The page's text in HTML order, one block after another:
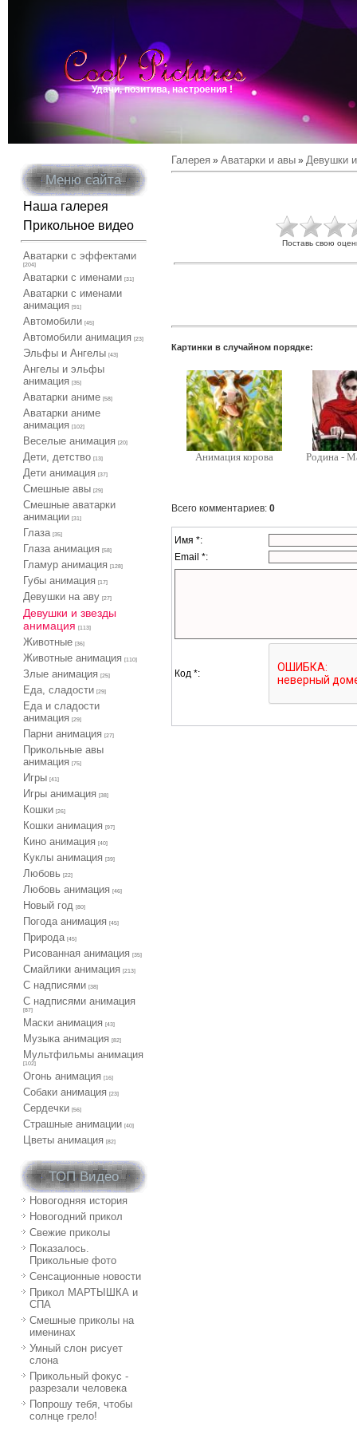
Удачи, позитива, настроения !
Меню сайта
Наша галерея
Прикольное видео
Аватарки с эффектами
[204]
Аватарки с именами [31]
Аватарки с именами
анимация
[91]
Автомобили [45]
Автомобили анимация [23]
Эльфы и Ангелы [43]
Ангелы и эльфы
анимация
[35]
Аватарки аниме [58]
Аватарки аниме
анимация
[102]
Веселые анимация [20]
Дети, детство [13]
Дети анимация [37]
Cмешные авы [29]
Cмешные аватарки
анимации
[31]
Глаза [35]
Глаза анимация [58]
Гламур анимация [128]
Губы анимация [17]
Девушки на аву [27]
Девушки и звезды
анимация
[113]
Животные [36]
Животные анимация [110]
Злые анимация [25]
Еда, сладости [29]
Еда и сладости
анимация
[29]
Парни анимация [27]
Прикольные авы
анимация
[75]
Игры [41]
Игры анимация [38]
Кошки [26]
Кошки анимация [97]
Кино анимация [40]
Куклы анимация [39]
Любовь [22]
Любовь анимация [46]
Новый год [80]
Погода анимация [45]
Природа [45]
Рисованная анимация [35]
Смайлики анимация [213]
С надписями [38]
С надписями анимация
[87]
Маски анимация [43]
Музыка анимация [82]
Мультфильмы анимация
[102]
Огонь анимация [16]
Собаки анимация [23]
Сердечки [56]
Страшные анимации [40]
Цветы анимация [82]
ТОП Видео
Новогодняя история
Новогодний прикол
Свежие приколы
Показалось.
Прикольные фото
Сенсационные новости
Прикол МАРТЫШКА и
СПА
Смешные приколы на
именинах
Умный слон рисует
слона
Прикольный фокус -
разрезали человека
Попрошу тебя, чтобы
солнце грело!
Галерея » Аватарки и авы» Девушки
Поставь свою
Картинки в случайном порядке:
Анимация корова Родина -
Всего комментариев: 0
Имя *:
Email *:
Код *: